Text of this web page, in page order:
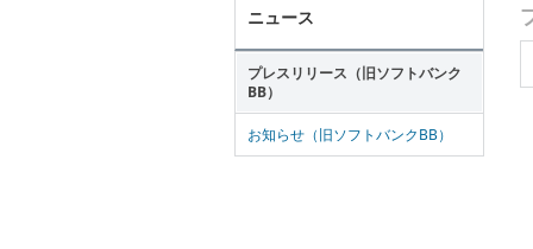
ニュース
プレスリリース（旧ソフトバンク
BB）
お知らせ（旧ソフトバンクBB）